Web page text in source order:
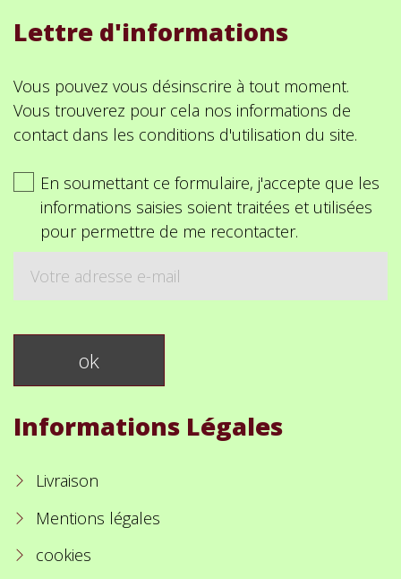
Lettre d'informations
Vous pouvez vous désinscrire à tout moment.
Vous trouverez pour cela nos informations de
contact dans les conditions d'utilisation du site.
En soumettant ce formulaire, j'accepte que les
informations saisies soient traitées et utilisées
pour permettre de me recontacter.
Informations Légales
Livraison
Mentions légales
cookies